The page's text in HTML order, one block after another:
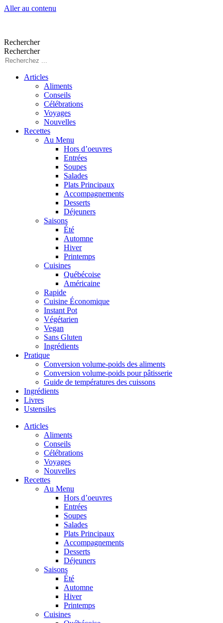
Aller au contenu
Rechercher
Rechercher
Articles
Aliments
Conseils
Célébrations
Voyages
Nouvelles
Recettes
Au Menu
Hors d’oeuvres
Entrées
Soupes
Salades
Plats Principaux
Accompagnements
Desserts
Déjeuners
Saisons
Été
Automne
Hiver
Printemps
Cuisines
Québécoise
Américaine
Rapide
Cuisine Économique
Instant Pot
Végétarien
Vegan
Sans Gluten
Ingrédients
Pratique
Conversion volume-poids des aliments
Conversion volume-poids pour pâtisserie
Guide de températures des cuissons
Ingrédients
Livres
Ustensiles
Articles
Aliments
Conseils
Célébrations
Voyages
Nouvelles
Recettes
Au Menu
Hors d’oeuvres
Entrées
Soupes
Salades
Plats Principaux
Accompagnements
Desserts
Déjeuners
Saisons
Été
Automne
Hiver
Printemps
Cuisines